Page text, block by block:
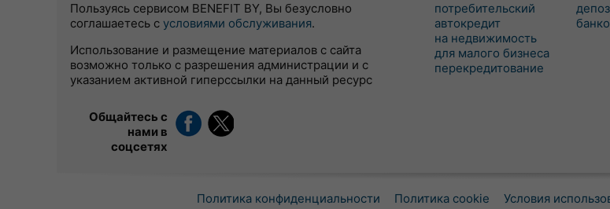
потребительский
автокредит
на недвижимость
для малого бизнеса
перекредитование
Пользуясь сервисом BENEFIT BY, Вы безусловно
соглашаетесь с условиями обслуживания.
Использование и размещение материалов с сайта
возможно только с разрешения администрации и с
указанием активной гиперссылки на данный ресурс
Общайтесь с
нами в
соцсетях
Политика конфиденциальности Политика cookie Условия